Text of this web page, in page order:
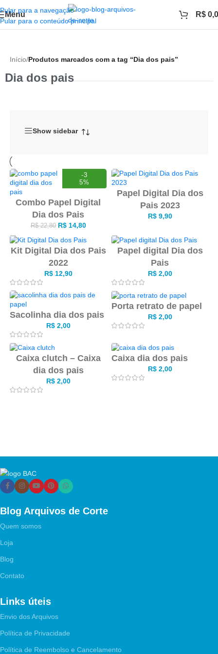
Pular para a navegação
Pular para o conteúdo principal
Menu R$
Início/Produtos marcados com a tag “Dia dos pais”
Dia dos pais
Show sidebar
-3
5%
Combo Papel Digital
Dia dos Pais
R$22,80 R$14,80
Papel Digital Dia dos
Pais 2023
R$9,90
Kit Digital Dia dos Pais
2022
R$12,90
Papel digital Dia dos
Pais
R$2,00
Sacolinha dia dos pais
R$2,00
Porta retrato de papel
R$2,00
Caixa clutch – Caixa
dia dos pais
R$2,00
Caixa dia dos pais
R$2,00
Blog Arquivos de Corte
Quem somos
Loja
Blog
Contato
Links úteis
Envio dos Arquivos
Política de Privacidade
Política de Reembolso e Cancelamento